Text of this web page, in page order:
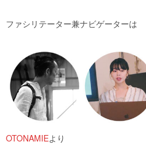
ファシリテーター兼ナビゲーターは
OTONAMIEより